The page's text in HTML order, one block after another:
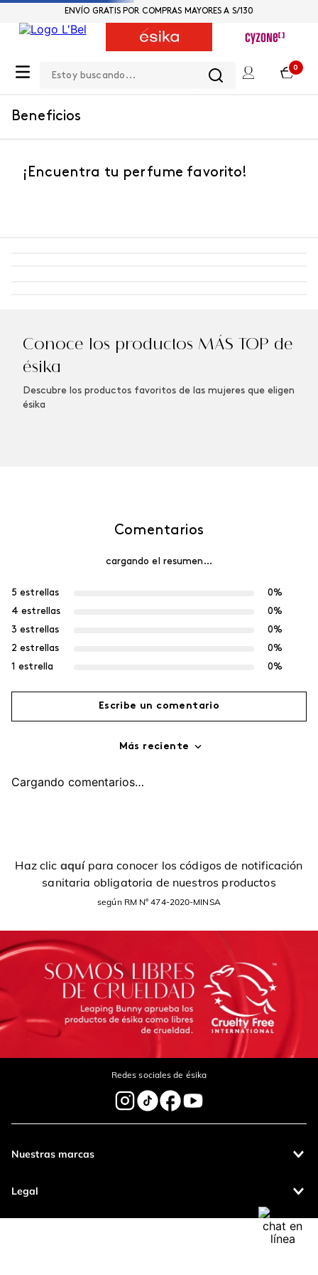
0
ENVÍO GRATIS POR COMPRAS MAYORES A S/130
Beneficios
¡Encuentra tu perfume favorito!
Conoce los productos MÁS TOP de
ésika
Descubre los productos favoritos de las mujeres que eligen
ésika
Comentarios
cargando el resumen…
5 estrellas
0%
4 estrellas
0%
3 estrellas
0%
2 estrellas
0%
1 estrella
0%
Escribe un comentario
Título
Tu nombre
Dirección de email
Escribe un comentario
Enviar Comentario
Más reciente
Cargando comentarios…
Haz clic aquípara conocer los códigos de notificación
sanitaria obligatoria de nuestros productos
según RM Nº 474-2020-MINSA
Redes sociales de ésika
Nuestras marcas
Legal